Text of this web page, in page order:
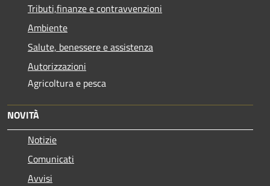
Tributi,finanze e contravvenzioni
Ambiente
Salute, benessere e assistenza
Autorizzazioni
Agricoltura e pesca
NOVITÀ
Notizie
Comunicati
Avvisi